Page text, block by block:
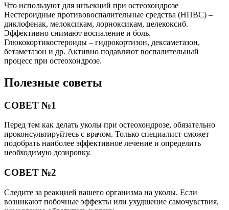
Что используют для инъекций при остеохондрозе
Нестероидные противовоспалительные средства (НПВС) –
диклофенак, мелоксикам, лорноксикам, целекоксиб.
Эффективно снимают воспаление и боль.
Глюкокортикостероиды – гидрокортизон, дексаметазон,
бетаметазон и др. Активно подавляют воспалительный
процесс при остеохондрозе.
Полезные советы
СОВЕТ №1
Перед тем как делать уколы при остеохондрозе, обязательно
проконсультируйтесь с врачом. Только специалист сможет
подобрать наиболее эффективное лечение и определить
необходимую дозировку.
СОВЕТ №2
Следите за реакцией вашего организма на уколы. Если
возникают побочные эффекты или ухудшение самочувствия,